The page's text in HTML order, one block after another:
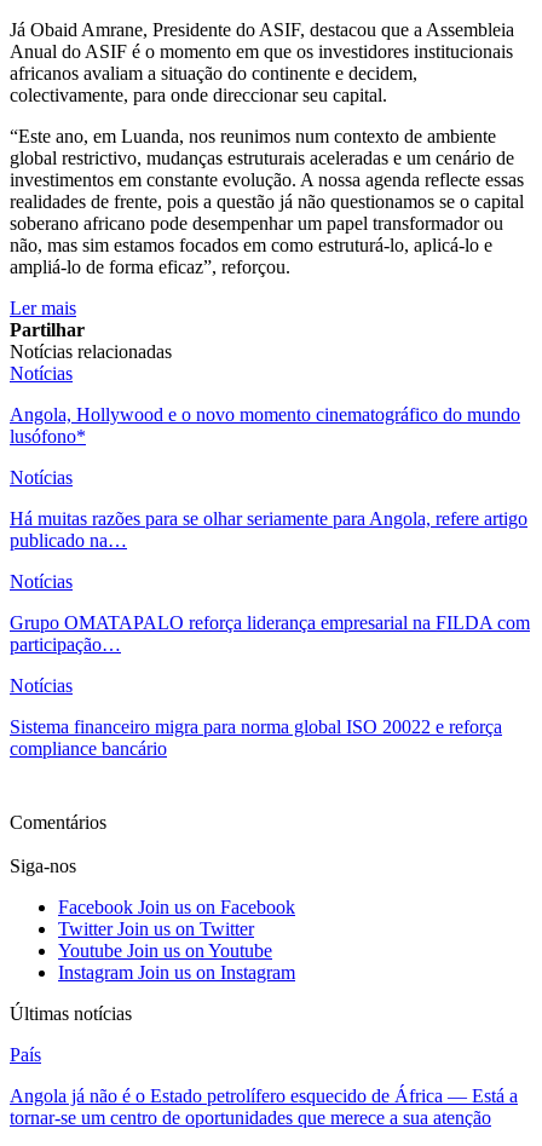
Já Obaid Amrane, Presidente do ASIF, destacou que a Assembleia
Anual do ASIF é o momento em que os investidores institucionais
africanos avaliam a situação do continente e decidem,
colectivamente, para onde direccionar seu capital.
“Este ano, em Luanda, nos reunimos num contexto de ambiente
global restrictivo, mudanças estruturais aceleradas e um cenário de
investimentos em constante evolução. A nossa agenda reflecte essas
realidades de frente, pois a questão já não questionamos se o capital
soberano africano pode desempenhar um papel transformador ou
não, mas sim estamos focados em como estruturá-lo, aplicá-lo e
ampliá-lo de forma eficaz”, reforçou.
Ler mais
Partilhar
Notícias relacionadas
Notícias
Angola, Hollywood e o novo momento cinematográfico do mundo
lusófono*
Notícias
Há muitas razões para se olhar seriamente para Angola, refere artigo
publicado na…
Notícias
Grupo OMATAPALO reforça liderança empresarial na FILDA com
participação…
Notícias
Sistema financeiro migra para norma global ISO 20022 e reforça
compliance bancário
Comentários
Siga-nos
Facebook Join us on Facebook
Twitter Join us on Twitter
Youtube Join us on Youtube
Instagram Join us on Instagram
Últimas notícias
País
Angola já não é o Estado petrolífero esquecido de África — Está a
tornar-se um centro de oportunidades que merece a sua atenção